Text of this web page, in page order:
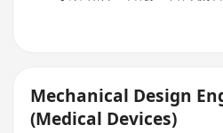
Mechanical Design
(Medical Devices)